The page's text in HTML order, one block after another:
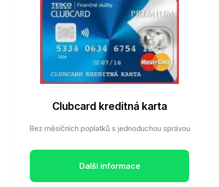
Clubcard kreditná karta
Bez měsíčních poplatků s jednoduchou správou
Další informace